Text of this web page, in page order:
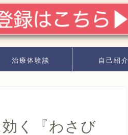
治療体験談 自己紹介
く『わさび